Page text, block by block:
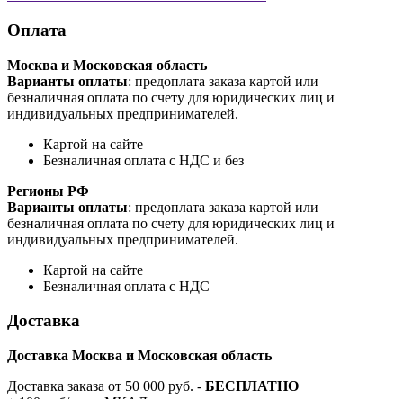
Оплата
Москва и Московская область
Варианты оплаты: предоплата заказа картой или
безналичная оплата по счету для юридических лиц и
индивидуальных предпринимателей.
Картой на сайте
Безналичная оплата с НДС и без
Регионы РФ
Варианты оплаты: предоплата заказа картой или
безналичная оплата по счету для юридических лиц и
индивидуальных предпринимателей.
Картой на сайте
Безналичная оплата с НДС
Доставка
Доставка Москва и Московская область
Доставка заказа от 50 000 руб. - БЕСПЛАТНО